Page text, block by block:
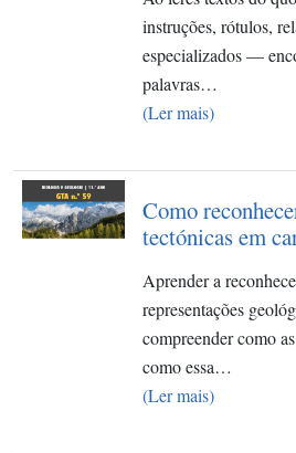
instruções, rótulos,
especializados —
palavras…
(Ler mais)
Como
tectónicas em
Aprender a
representações
compreender como
como essa…
(Ler mais)